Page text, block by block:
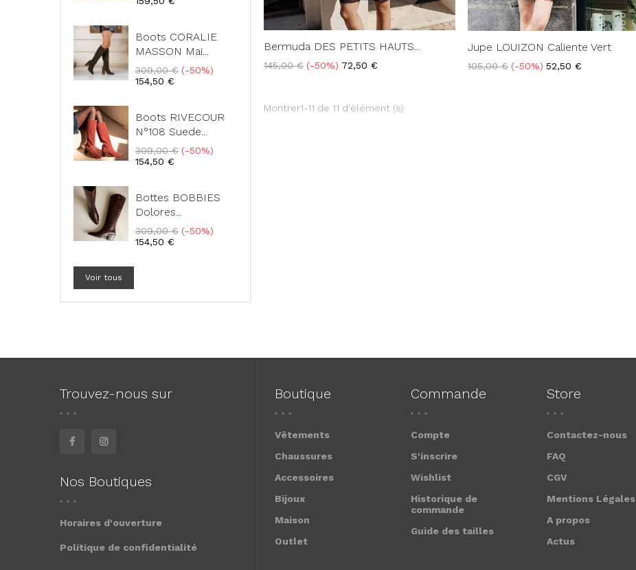
Boots CORALIE
MASSON Mai...
Prix
de
309,00 € -50%
154,50 €
Boots RIVECOUR
N°108 Suede...
Prix
de
309,00 € -50%
154,50 €
Bottes BOBBIES
Dolores...
Prix
de
309,00 € -50%
154,50 €
Voir tous
Bermuda DES PETITS HAUTS...
Prix
145,00 € -50% Prix
72,50 €
Jupe LOUIZON Caliente Vert
Prix
105,00 € -50% Prix
52,50 €
Montrer1-11 de 11 d'élément (s)
Trouvez-nous sur
Nos Boutiques
Horaires d'ouverture
Politique de confidentialité
Boutique
Vêtements
Chaussures
Accessoires
Bijoux
Maison
Outlet
Commande
Compte
S'inscrire
Wishlist
Historique de
commande
Guide des tailles
Store
Contactez-nous
FAQ
CGV
Mentions Légales
A propos
Actus